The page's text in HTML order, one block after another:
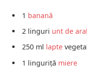
1 banană
2 linguri unt de
250 ml lapte
1 linguriță miere